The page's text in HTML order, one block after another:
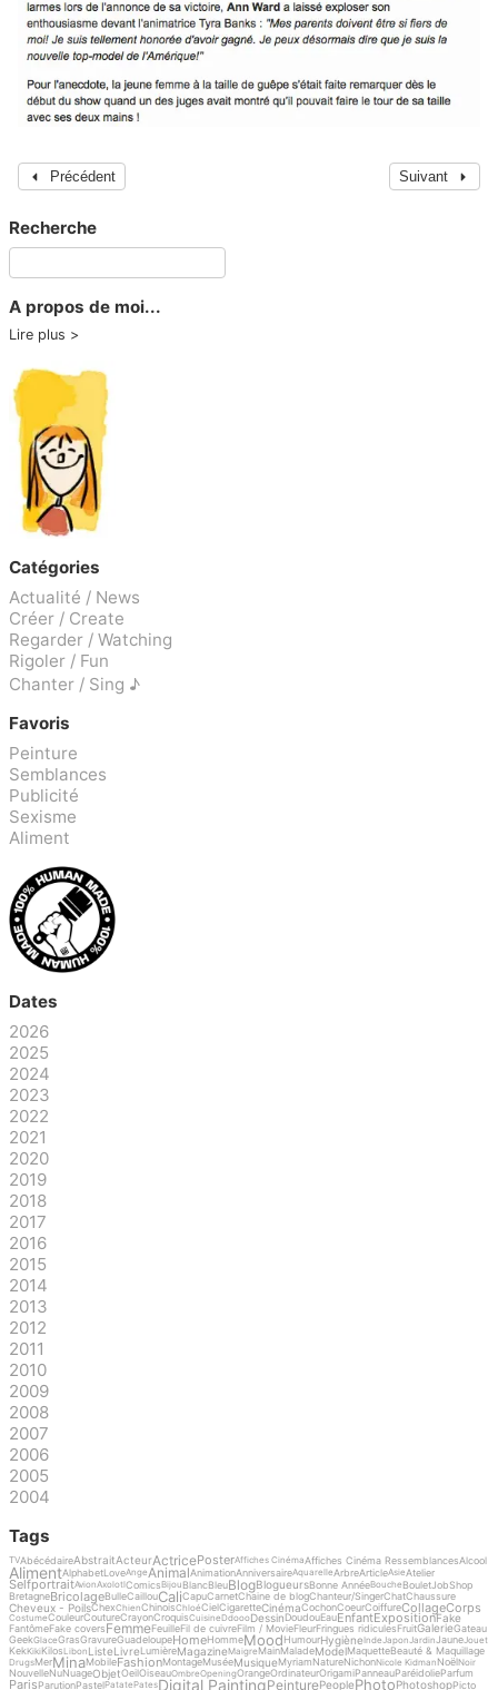
Précédent Suivant
Recherche
A propos de moi...
Lire plus
Catégories
Actualité / News
Créer / Create
Regarder / Watching
Rigoler / Fun
Chanter / Sing ♪
Favoris
Peinture
Semblances
Publicité
Sexisme
Aliment
Dates
2026
2025
2024
2023
2022
2021
2020
2019
2018
2017
2016
2015
2014
2013
2012
2011
2010
2009
2008
2007
2006
2005
2004
Tags
TVAbécédaireAbstraitActeurActricePosterAffiches CinémaAffiches Cinéma RessemblancesAlcool
AlimentAlphabetLoveAnge AnimalAnimationAnniversaireAquarelleArbreArticleAsieAtelier
SelfportraitAvionAxolotlComicsBijou BlancBleuBlogBlogueursBonne AnnéeBouche BouletJobShop
BretagneBricolageBulleCaillouCaliCapuCarnetChaine de blogChanteur/SingerChatChaussure
Cheveux - PoilsChexChienChinoisChloéCielCigaretteCinémaCochonCoeurCoiffureCollageCorps
CostumeCouleurCoutureCrayonCroquisCuisineDdoooDessinDoudouEauEnfantExpositionFake
FantômeFake coversFemmeFeuilleFil de cuivreFilm / MovieFleurFringues ridiculesFruitGalerieGateau
GeekGlaceGrasGravureGuadeloupeHomeHommeMoodHumourHygièneInde Japon JardinJaune Jouet
KekKikiKilosLibon ListeLivreLumièreMagazineMaigre MainMaladeModelMaquetteBeauté & Maquillage
DrugsMerMinaMobileFashionMontageMuséeMusiqueMyriamNatureNichonNicole Kidman NoëlNoir
NouvelleNuNuageObjetOeilOiseauOmbreOpeningOrangeOrdinateurOrigamiPanneauParéidolieParfum
ParisParutionPastelPatatePatesDigital PaintingPeinturePeoplePhotoPhotoshopPicto